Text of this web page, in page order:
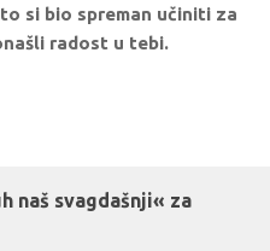
si bio spreman učiniti za
radost u tebi.
naš svagdašnji« za